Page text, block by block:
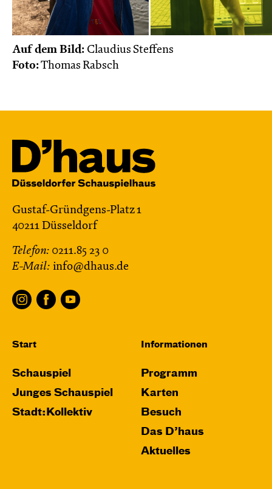
Auf dem Bild: Claudius Steffens
Foto:Thomas Rabsch
Gustaf-Gründgens-Platz 1
40211 Düsseldorf
Telefon: 0211.85 23 0
E-Mail: info@dhaus.de
Start
Schauspiel
Junges Schauspiel
Stadt:Kollektiv
Informationen
Programm
Karten
Besuch
Das D’haus
Aktuelles